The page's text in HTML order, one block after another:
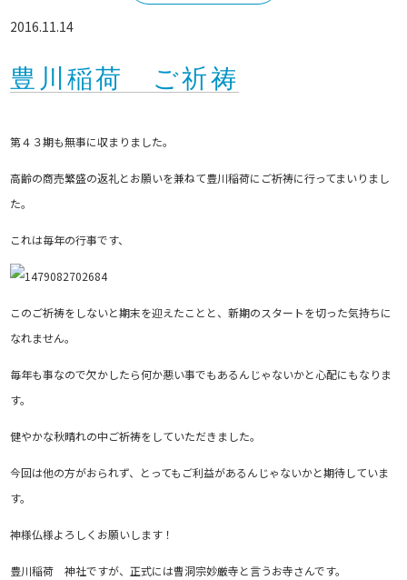
2016.11.14
豊川稲荷 ご祈祷
第４３期も無事に収まりました。
高齢の商売繁盛の返礼とお願いを兼ねて豊川稲荷にご祈祷に行ってまいりまし
た。
これは毎年の行事です、
このご祈祷をしないと期末を迎えたことと、新期のスタートを切った気持ちに
なれません。
毎年も事なので欠かしたら何か悪い事でもあるんじゃないかと心配にもなりま
す。
健やかな秋晴れの中ご祈祷をしていただきました。
今回は他の方がおられず、とってもご利益があるんじゃないかと期待していま
す。
神様仏様よろしくお願いします！
豊川稲荷 神社ですが、正式には曹洞宗妙厳寺と言うお寺さんです。